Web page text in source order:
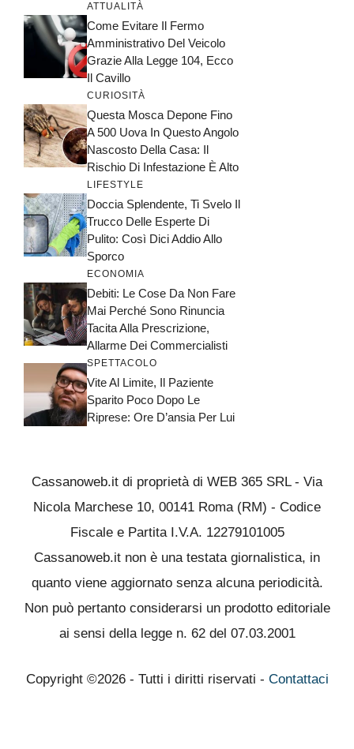
ATTUALITÀ
Come Evitare Il Fermo
Amministrativo Del Veicolo
Grazie Alla Legge 104, Ecco
Il Cavillo
CURIOSITÀ
Questa Mosca Depone Fino
A 500 Uova In Questo Angolo
Nascosto Della Casa: Il
Rischio Di Infestazione È Alto
LIFESTYLE
Doccia Splendente, Ti Svelo Il
Trucco Delle Esperte Di
Pulito: Così Dici Addio Allo
Sporco
ECONOMIA
Debiti: Le Cose Da Non Fare
Mai Perché Sono Rinuncia
Tacita Alla Prescrizione,
Allarme Dei Commercialisti
SPETTACOLO
Vite Al Limite, Il Paziente
Sparito Poco Dopo Le
Riprese: Ore D’ansia Per Lui
Cassanoweb.it di proprietà di WEB 365 SRL - Via
Nicola Marchese 10, 00141 Roma (RM) - Codice
Fiscale e Partita I.V.A. 12279101005
Cassanoweb.it non è una testata giornalistica, in
quanto viene aggiornato senza alcuna periodicità.
Non può pertanto considerarsi un prodotto editoriale
ai sensi della legge n. 62 del 07.03.2001
Copyright ©2026 - Tutti i diritti riservati - Contattaci